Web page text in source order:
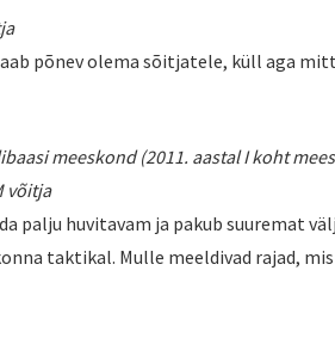
põnev olema sõitjatele, küll aga
meeskond (2011. aastal I koht
võitja
palju huvitavam ja pakub suuremat
taktikal. Mulle meeldivad rajad,